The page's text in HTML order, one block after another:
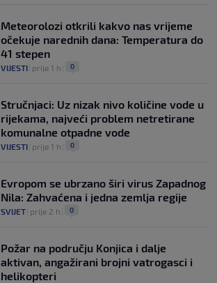
Meteorolozi otkrili kakvo nas vrijeme
očekuje narednih dana: Temperatura do
41 stepen
VIJESTI prije 1 h 0
Stručnjaci: Uz nizak nivo količine vode u
rijekama, najveći problem netretirane
komunalne otpadne vode
VIJESTI prije 1 h 0
Evropom se ubrzano širi virus Zapadnog
Nila: Zahvaćena i jedna zemlja regije
SVIJET prije 2 h 0
Požar na području Konjica i dalje
aktivan, angažirani brojni vatrogasci i
helikopteri